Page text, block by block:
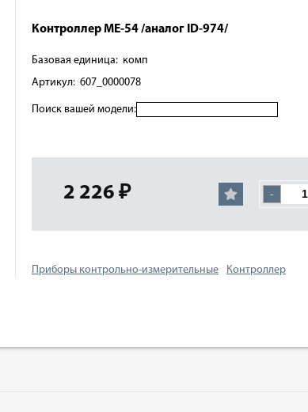
Контроллер MЕ-54 /аналог ID-974/
Базовая единица: комп
Артикул: 607_0000078
Поиск вашей модели:
2 226 ₽ -
Приборы контрольно-измерительные Контроллер